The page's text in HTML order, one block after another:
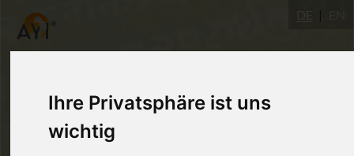
Ihre Privatsphäre ist uns
wichtig